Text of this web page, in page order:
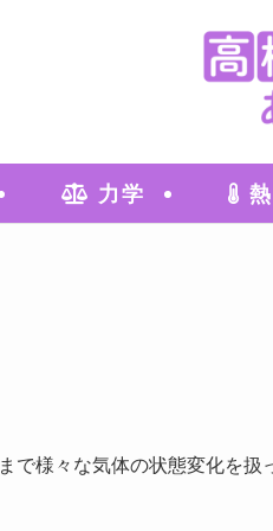
力学 熱
で様々な気体の状態変化を